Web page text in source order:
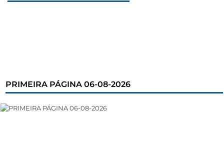
PRIMEIRA PÁGINA 06-08-2026